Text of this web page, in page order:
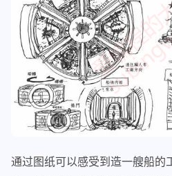
通过图纸可以感受到造一艘船的